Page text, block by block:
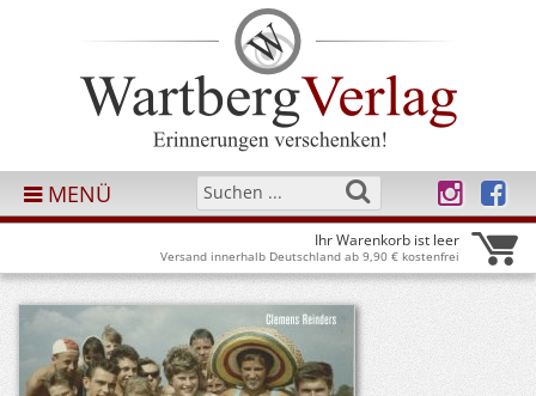
MENÜ
Ihr Warenkorb ist leer
Versand innerhalb Deutschland ab 9,90 € kostenfrei